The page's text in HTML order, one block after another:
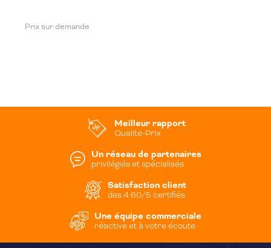
Prix sur demande
Meilleur rapport
Qualite-Prix
Un réseau de partenaires
privilégiés et spécialisés
Satisfaction client
des 4.60/5 certifiés
Une équipe commerciale
réactive et à votre écoute